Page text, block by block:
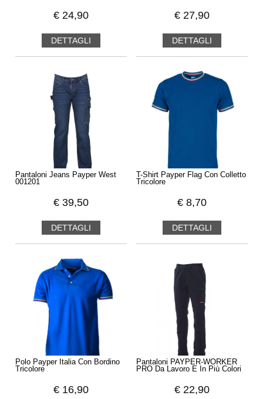
€ 24,90
DETTAGLI
€ 27,90
DETTAGLI
Pantaloni Jeans Payper West
001201
€ 39,50
DETTAGLI
T-Shirt Payper Flag Con Colletto
Tricolore
€ 8,70
DETTAGLI
Polo Payper Italia Con Bordino
Tricolore
€ 16,90
Pantaloni PAYPER-WORKER
PRO Da Lavoro E In Più Colori
€ 22,90